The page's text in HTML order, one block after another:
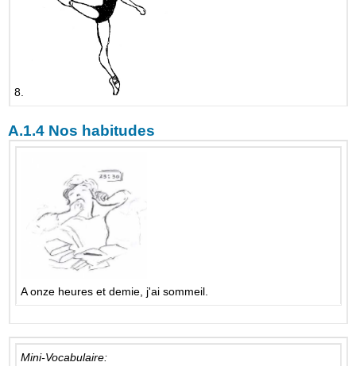
8.
A.1.4 Nos habitudes
A onze heures et demie, j'ai sommeil.
Mini-Vocabulaire: